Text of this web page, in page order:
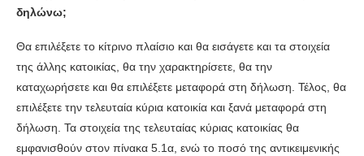
δηλώνω;
Θα επιλέξετε το κίτρινο πλαίσιο και θα εισάγετε και τα στοιχεία
της άλλης κατοικίας, θα την χαρακτηρίσετε, θα την
καταχωρήσετε και θα επιλέξετε μεταφορά στη δήλωση. Τέλος, θα
επιλέξετε την τελευταία κύρια κατοικία και ξανά μεταφορά στη
δήλωση. Τα στοιχεία της τελευταίας κύριας κατοικίας θα
εμφανισθούν στον πίνακα 5.1α, ενώ το ποσό της αντικειμενικής